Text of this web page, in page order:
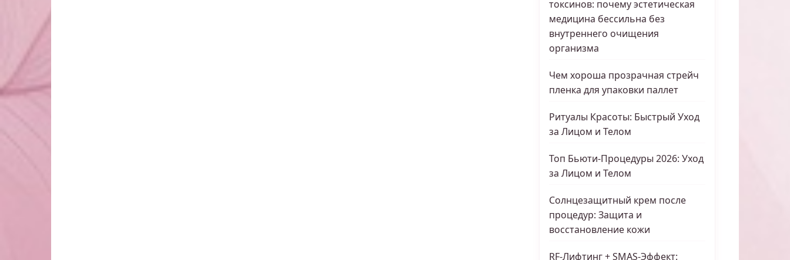
токсинов: почему эстетическая
медицина бессильна без
внутреннего очищения
организма
Чем хороша прозрачная стрейч
пленка для упаковки паллет
Ритуалы Красоты: Быстрый Уход
за Лицом и Телом
Топ Бьюти-Процедуры 2026: Уход
за Лицом и Телом
Солнцезащитный крем после
процедур: Защита и
восстановление кожи
RF-Лифтинг + SMAS-Эффект: